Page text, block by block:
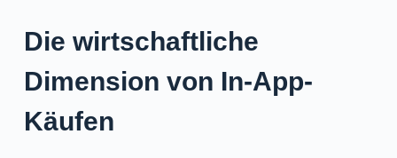
Die wirtschaftliche
Dimension von In-App-
Käufen